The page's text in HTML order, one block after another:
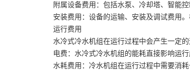
附属设备费用：包括水泵、冷却塔、智能
安装费用：设备的运输、安装及调试费用
运行费用
水冷式冷水机组在运行过程中会产生一定的
电费：水冷式冷水机组的能耗直接影响运
水耗费用：冷水机组在运行过程中需要消